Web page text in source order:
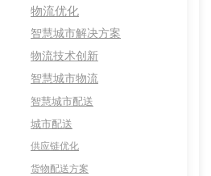
物流优化
智慧城市解决方案
物流技术创新
智慧城市物流
智慧城市配送
城市配送
供应链优化
货物配送方案